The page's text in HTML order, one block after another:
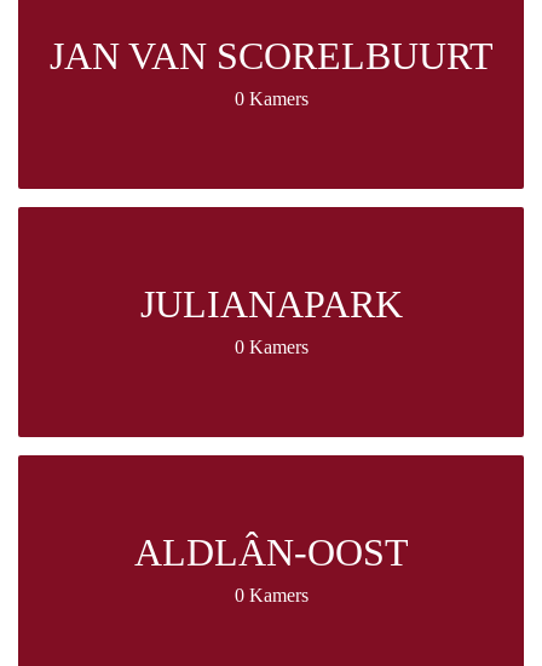
JAN VAN SCORELBUURT
0 Kamers
JULIANAPARK
0 Kamers
ALDLÂN-OOST
0 Kamers